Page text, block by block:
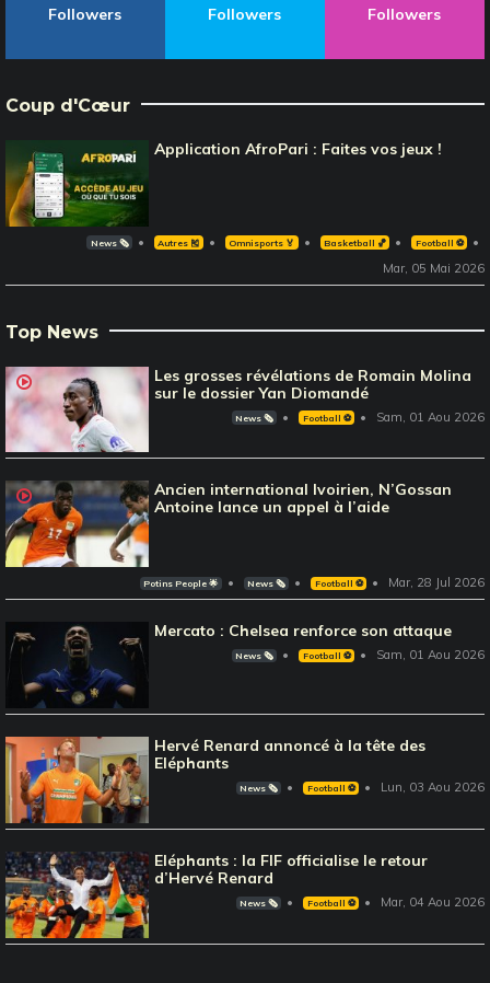
Followers
Followers
Followers
Coup d'Cœur
Application AfroPari : Faites vos jeux !
News 🗞️ Autres 🎽 Omnisports 🏅 Basketball 🏀 Football ⚽️
Mar, 05 Mai 2026
Top News
Les grosses révélations de Romain Molina
sur le dossier Yan Diomandé
News 🗞️ Football ⚽️ Sam, 01 Aou 2026
Ancien international Ivoirien, N’Gossan
Antoine lance un appel à l’aide
Potins People 🌟 News 🗞️ Football ⚽️ Mar, 28 Jul 2026
Mercato : Chelsea renforce son attaque
News 🗞️ Football ⚽️ Sam, 01 Aou 2026
Hervé Renard annoncé à la tête des
Eléphants
News 🗞️ Football ⚽️ Lun, 03 Aou 2026
Eléphants : la FIF officialise le retour
d’Hervé Renard
News 🗞️ Football ⚽️ Mar, 04 Aou 2026